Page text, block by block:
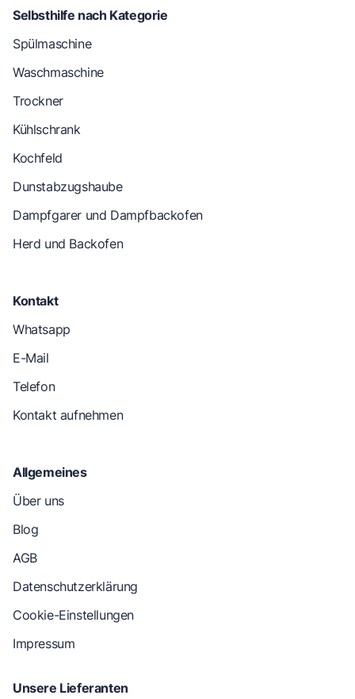
Selbsthilfe nach Kategorie
Spülmaschine
Waschmaschine
Trockner
Kühlschrank
Kochfeld
Dunstabzugshaube
Dampfgarer und Dampfbackofen
Herd und Backofen
Kontakt
Whatsapp
E-Mail
Telefon
Kontakt aufnehmen
Allgemeines
Über uns
Blog
AGB
Datenschutzerklärung
Cookie-Einstellungen
Impressum
Unsere Lieferanten